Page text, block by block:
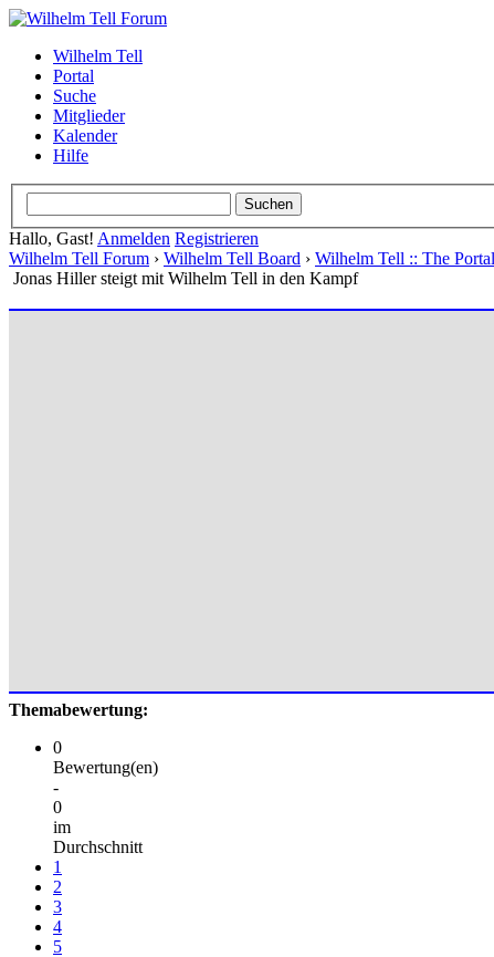
Wilhelm Tell
Portal
Suche
Mitglieder
Kalender
Hilfe
Hallo, Gast! Anmelden Registrieren
Wilhelm Tell Forum › Wilhelm Tell Board › Wilhelm Tell :: The
Jonas Hiller steigt mit Wilhelm Tell in den Kampf
Themabewertung:
0
Bewertung(en)
-
0
im
Durchschnitt
1
2
3
4
5